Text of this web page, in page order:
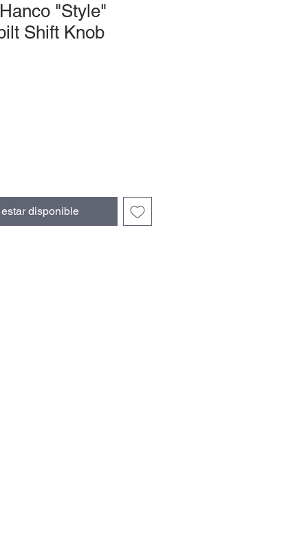
"Style"
Shift Knob
disponible